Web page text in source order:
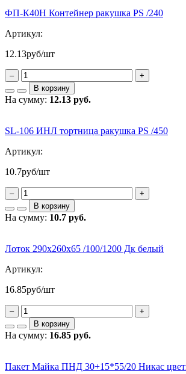
ФП-К40Н Контейнер ракушка PS /240
Артикул:
12.13руб/шт
–
+
В корзину
На сумму: 12.13 руб.
SL-106 ИНЛ тортница ракушка PS /450
Артикул:
10.7руб/шт
–
+
В корзину
На сумму: 10.7 руб.
Лоток 290х260х65 /100/1200 Дк белый
Артикул:
16.85руб/шт
–
+
В корзину
На сумму: 16.85 руб.
Пакет Майка ПНД 30+15*55/20 Никас